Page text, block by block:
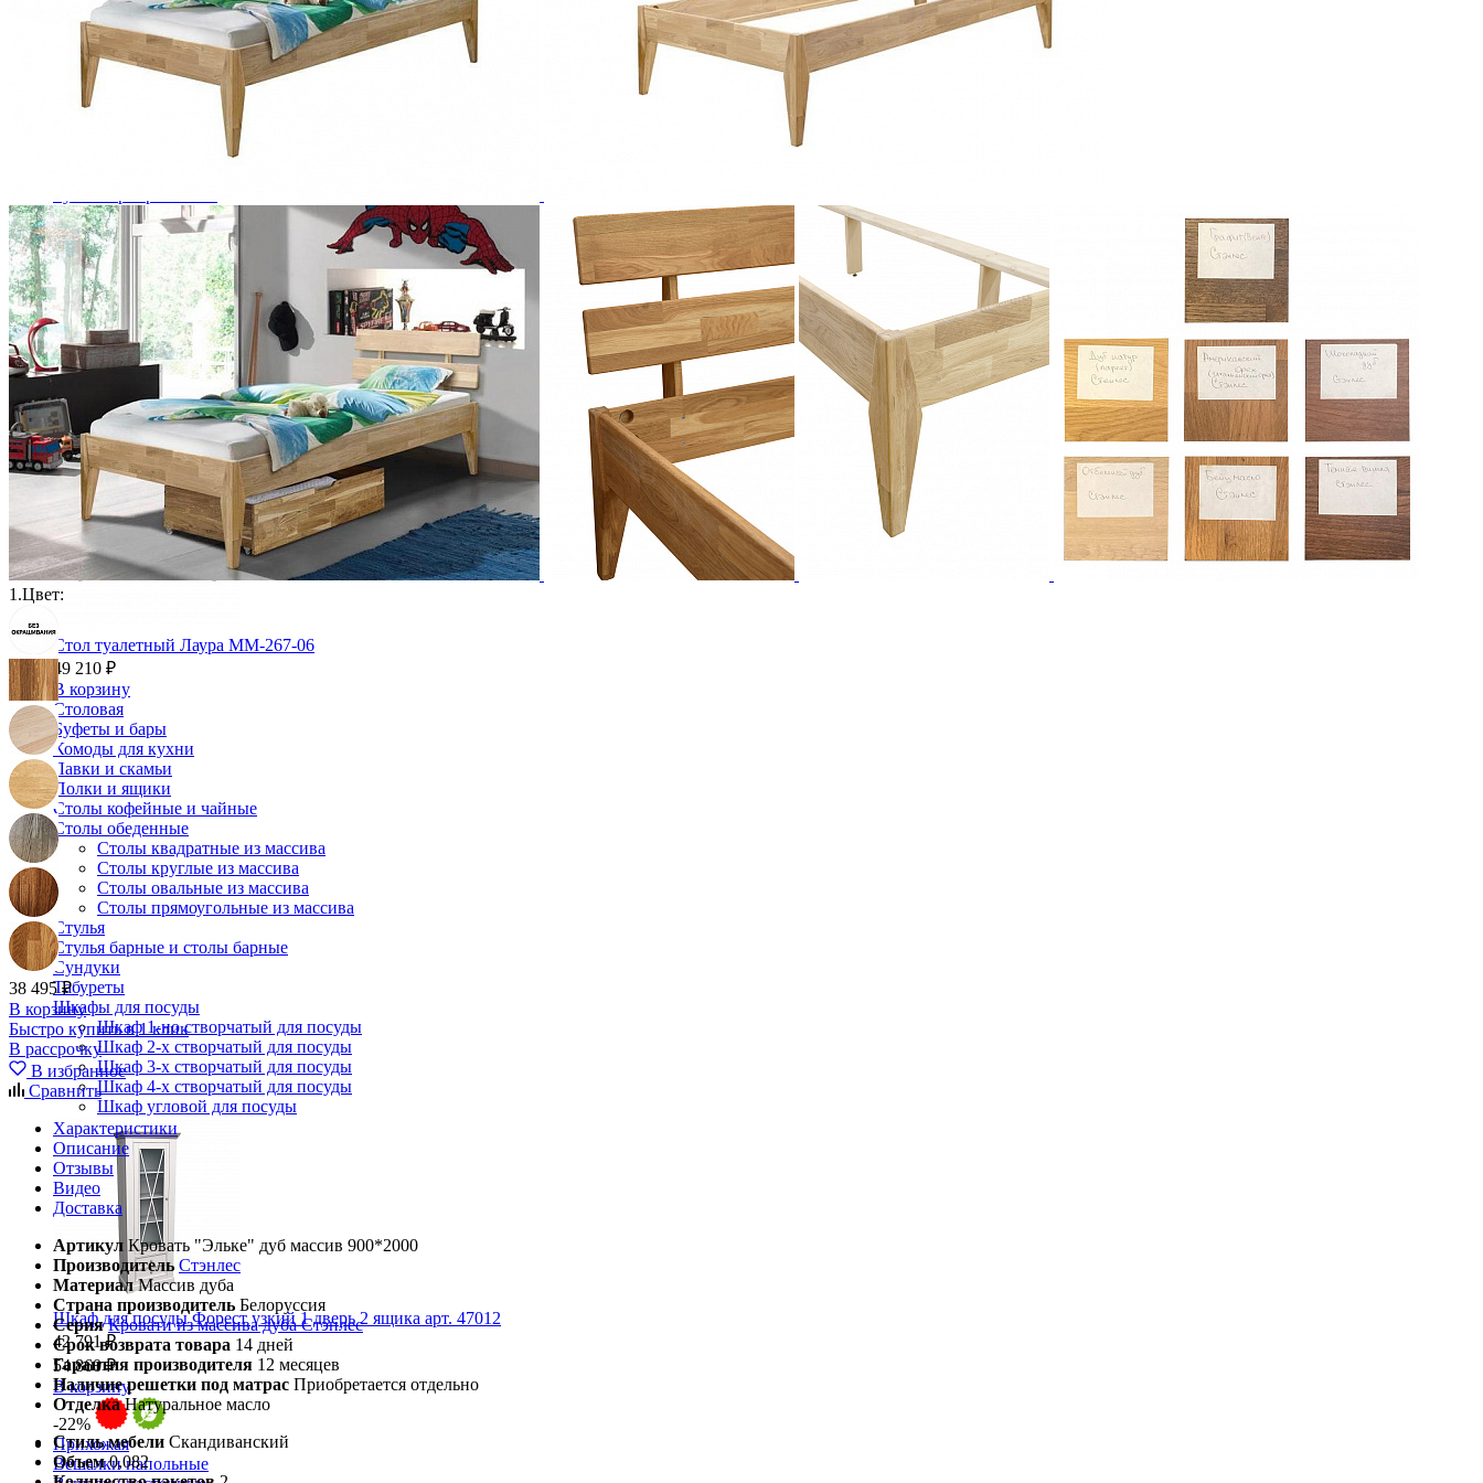
Комоды
Кровати двуспальные
Кровати металлические
Кровати односпальные
Кровати полутороспальные
Решетки и настилы под матрас
Шкафы для одежды
Антресоли на шкаф
Полки и ящики в шкаф для одежды
Шкаф 1-дверный для одежды и белья
Шкафы 2-х дверные для одежды и белья
Шкафы 3-х дверные для одежды и белья
Шкафы 4-х дверные для одежды и белья
Шкафы 5-ти дверные для одежды и белья
Шкафы 6-ти дверные для одежды и белья
Шкафы купе для одежды и белья
Шкафы угловые для одежды и белья
Ящики и короба
Стол туалетный Лаура ММ-267-06
49 210 ₽
В корзину
Столовая
Буфеты и бары
Комоды для кухни
Лавки и скамьи
Полки и ящики
Столы кофейные и чайные
Столы обеденные
Столы квадратные из массива
Столы круглые из массива
Столы овальные из массива
Столы прямоугольные из массива
Стулья
Стулья барные и столы барные
Сундуки
Табуреты
Шкафы для посуды
Шкаф 1-но створчатый для посуды
Шкаф 2-х створчатый для посуды
Шкаф 3-х створчатый для посуды
Шкаф 4-х створчатый для посуды
Шкаф угловой для посуды
Шкаф для посуды Форест узкий 1 дверь 2 ящика арт. 47012
42 791 ₽
54 860 ₽
В корзину
-22%
Прихожая
Вешалки напольные
1.Цвет:
38 495 ₽
В корзину
Быстро купить в 1 клик
В рассрочку
В избранное
Сравнить
Характеристики
Описание
Отзывы
Видео
Доставка
Артикул Кровать "Эльке" дуб массив 900*2000
Производитель Стэнлес
Материал Массив дуба
Страна производитель Белоруссия
Серия Кровати из массива дуба Стэнлес
Срок возврата товара 14 дней
Гарантия производителя 12 месяцев
Наличие решетки под матрас Приобретается отдельно
Отделка Натуральное масло
Стиль мебели Скандиванский
Объем 0,082